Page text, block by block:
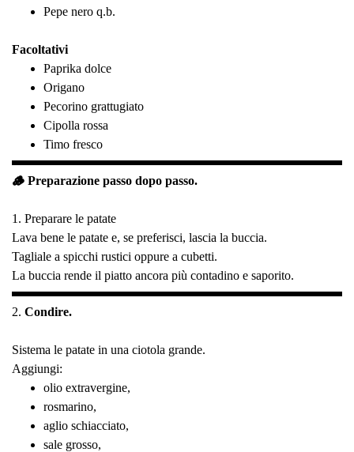
Pepe nero q.b.
Facoltativi
Paprika dolce
Origano
Pecorino grattugiato
Cipolla rossa
Timo fresco
🪵 Preparazione passo dopo passo.
1. Preparare le patate
Lava bene le patate e, se preferisci, lascia la buccia.
Tagliale a spicchi rustici oppure a cubetti.
La buccia rende il piatto ancora più contadino e saporito.
2. Condire.
Sistema le patate in una ciotola grande.
Aggiungi:
olio extravergine,
rosmarino,
aglio schiacciato,
sale grosso,